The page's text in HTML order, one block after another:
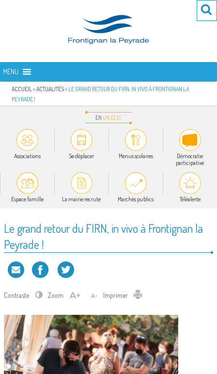
FRONTIGNAN LA PEYRADE
MENU
ACCUEIL »ACTUALITÉS» LE GRAND RETOUR DU FIRN, IN VIVO À FRONTIGNAN LA
PEYRADE !
EN UN CLIC
Associations Se déplacer Menus scolaires
Démocratie
participative
Espace famille La mairie recrute Marchés publics Téléalerte
Le grand retour du FIRN, in vivo à Frontignan la
Peyrade !
Contraste Zoom Imprimer